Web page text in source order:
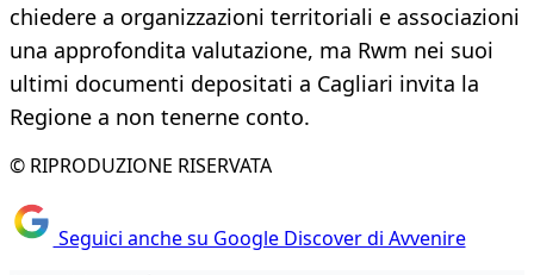
chiedere a organizzazioni territoriali e associazioni
una approfondita valutazione, ma Rwm nei suoi
ultimi documenti depositati a Cagliari invita la
Regione a non tenerne conto.
© RIPRODUZIONE RISERVATA
Seguici anche su Google Discover di Avvenire